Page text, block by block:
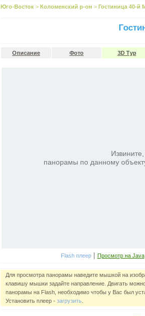
Юго-Восток > Коломенский р-он > Гостиница 40-й
Описание Фото 3D Тур
Извините,
панорамы по данному
Flash плеер| Просмотр на Java
Для просмотра панорамы наведите мышкой на
клавишу мышки задайте направление. Двигать
панорамы на Flash, необходимо чтобы у Вас был
Установить плеер - загрузить